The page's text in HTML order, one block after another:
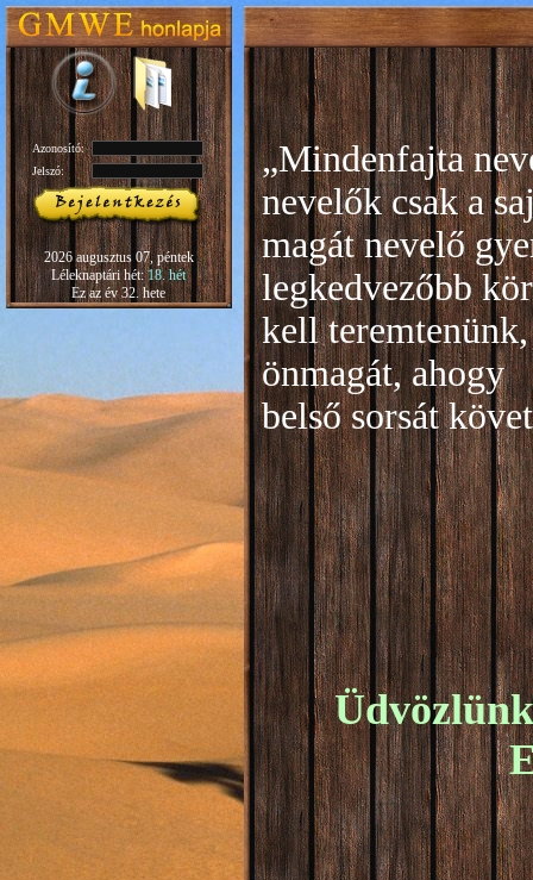
Azonosító:
Jelszó:
2026 augusztus 07, péntek
Léleknaptári hét:18. hét
Ez az év 32. hete
„Mindenfajta
nevelők csak a
magát nevelő
legkedvezőbb
kell
önmagát, ahogy
belső sorsát